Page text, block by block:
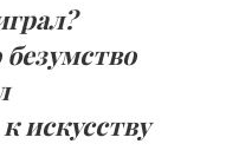
искусству